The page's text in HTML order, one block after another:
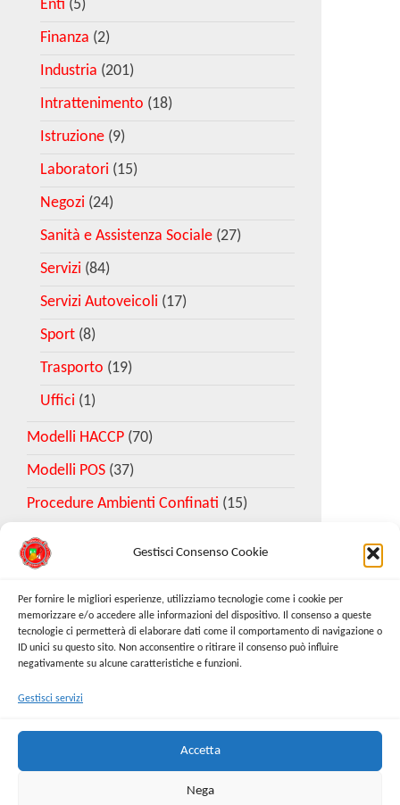
Gestisci Consenso Cookie
Per fornire le migliori esperienze, utilizziamo tecnologie come i cookie per
memorizzare e/o accedere alle informazioni del dispositivo. Il consenso a queste
tecnologie ci permetterà di elaborare dati come il comportamento di navigazione o
ID unici su questo sito. Non acconsentire o ritirare il consenso può influire
negativamente su alcune caratteristiche e funzioni.
Gestisci servizi
Accetta
Nega
Enti (5)
Finanza (2)
Industria (201)
Intrattenimento (18)
Istruzione (9)
Laboratori (15)
Negozi (24)
Sanità e Assistenza Sociale (27)
Servizi (84)
Servizi Autoveicoli (17)
Sport (8)
Trasporto (19)
Uffici (1)
Modelli HACCP (70)
Modelli POS (37)
Procedure Ambienti Confinati (15)
Richiedi Modello